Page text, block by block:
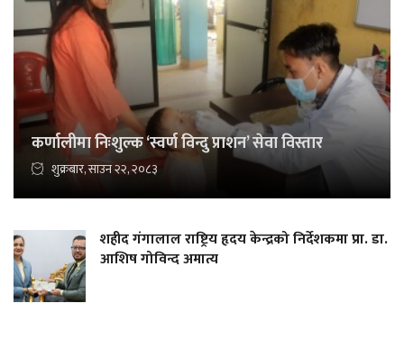
कर्णालीमा निःशुल्क ‘स्वर्ण विन्दु प्राशन’ सेवा विस्तार
शुक्रबार, साउन २२, २०८३
शहीद गंगालाल राष्ट्रिय हृदय केन्द्रको निर्देशकमा प्रा. डा.
आशिष गोविन्द अमात्य